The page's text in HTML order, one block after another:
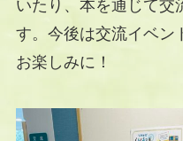
いたり、本を通じて交
す。今後は交流イベン
お楽しみに！